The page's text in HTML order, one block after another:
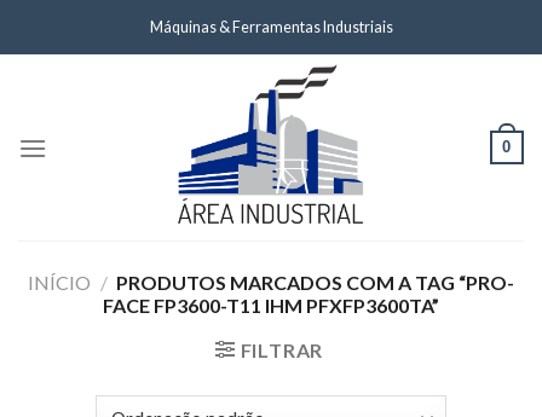
Máquinas & Ferramentas Industriais
0
INÍCIO / PRODUTOS MARCADOS COM A TAG “PRO-
FACE FP3600-T11 IHM PFXFP3600TA”
FILTRAR